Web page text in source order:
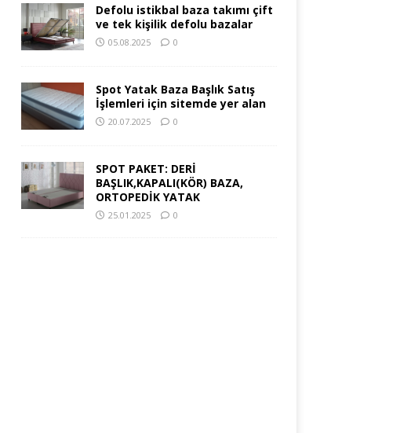
Defolu istikbal baza takımı çift
ve tek kişilik defolu bazalar
05.08.2025 0
Spot Yatak Baza Başlık Satış
İşlemleri için sitemde yer alan
20.07.2025 0
SPOT PAKET: DERİ
BAŞLIK,KAPALI(KÖR) BAZA,
ORTOPEDİK YATAK
25.01.2025 0